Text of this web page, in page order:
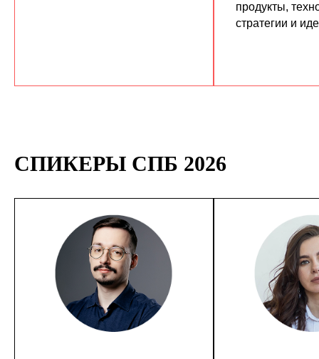
продукты,
стратегии и
СПИКЕРЫ СПБ 2026